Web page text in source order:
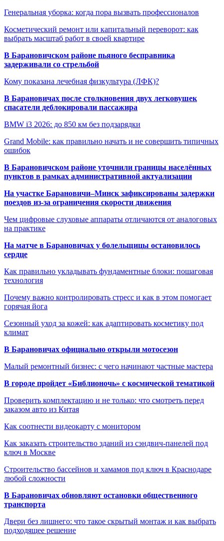
Генеральная уборка: когда пора вызвать профессионалов
Косметический ремонт или капитальный переворот: как
выбрать масштаб работ в своей квартире
В Барановичском районе пьяного бесправника
задерживали со стрельбой
Кому показана лечебная физкультура (ЛФК)?
В Барановичах после столкновения двух легковушек
спасатели деблокировали пассажира
BMW i3 2026: до 850 км без подзарядки
Grand Mobile: как правильно начать и не совершить типичных
ошибок
В Барановичском районе уточнили границы населённых
пунктов в рамках административной актуализации
На участке Барановичи–Минск зафиксированы задержки
поездов из-за ограничения скорости движения
Чем цифровые слуховые аппараты отличаются от аналоговых
на практике
На матче в Барановичах у болельщицы остановилось
сердце
Как правильно укладывать фундаментные блоки: пошаговая
технология
Почему важно контролировать стресс и как в этом помогает
горячая йога
Сезонный уход за кожей: как адаптировать косметику под
климат
В Барановичах официально открыли мотосезон
Малый ремонтный бизнес: с чего начинают частные мастера
В городе пройдет «Библионочь» с космической тематикой
Проверить комплектацию и не только: что смотреть перед
заказом авто из Китая
Как соотнести видеокарту с монитором
Как заказать строительство зданий из сэндвич-панелей под
ключ в Москве
Строительство бассейнов и хамамов под ключ в Краснодаре
любой сложности
В Барановичах обновляют остановки общественного
транспорта
Двери без лишнего: что такое скрытый монтаж и как выбрать
подходящее решение